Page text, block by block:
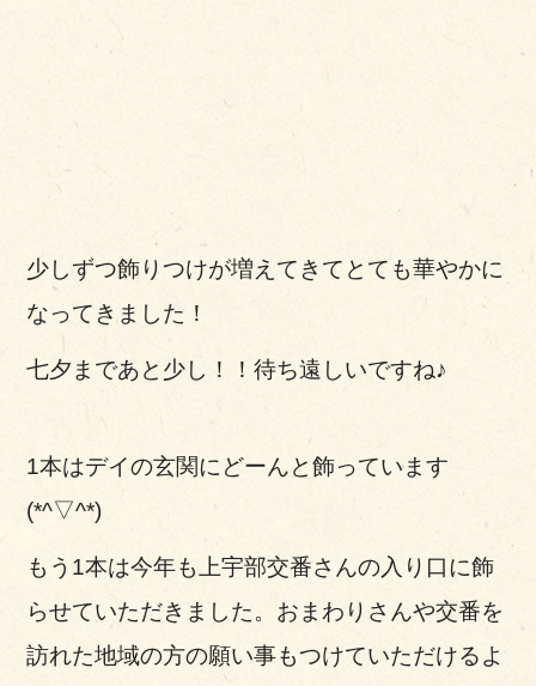
少しずつ飾りつけが増えてきてとても華やかに
なってきました！
七夕まであと少し！！待ち遠しいですね♪
1本はデイの玄関にどーんと飾っています
(*^▽^*)
もう1本は今年も上宇部交番さんの入り口に飾
らせていただきました。おまわりさんや交番を
訪れた地域の方の願い事もつけていただけるよ